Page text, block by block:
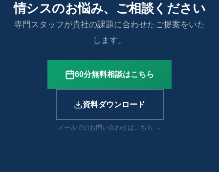
情シスのお悩み、ご相談ください
専門スタッフが貴社の課題に合わせたご提案をいた
します。
60分無料相談はこちら
資料ダウンロード
メールでのお問い合わせはこちら →